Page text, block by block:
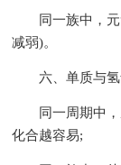
同一族中，元
减弱)。
六、单质与氢
同一周期中，
化合越容易;